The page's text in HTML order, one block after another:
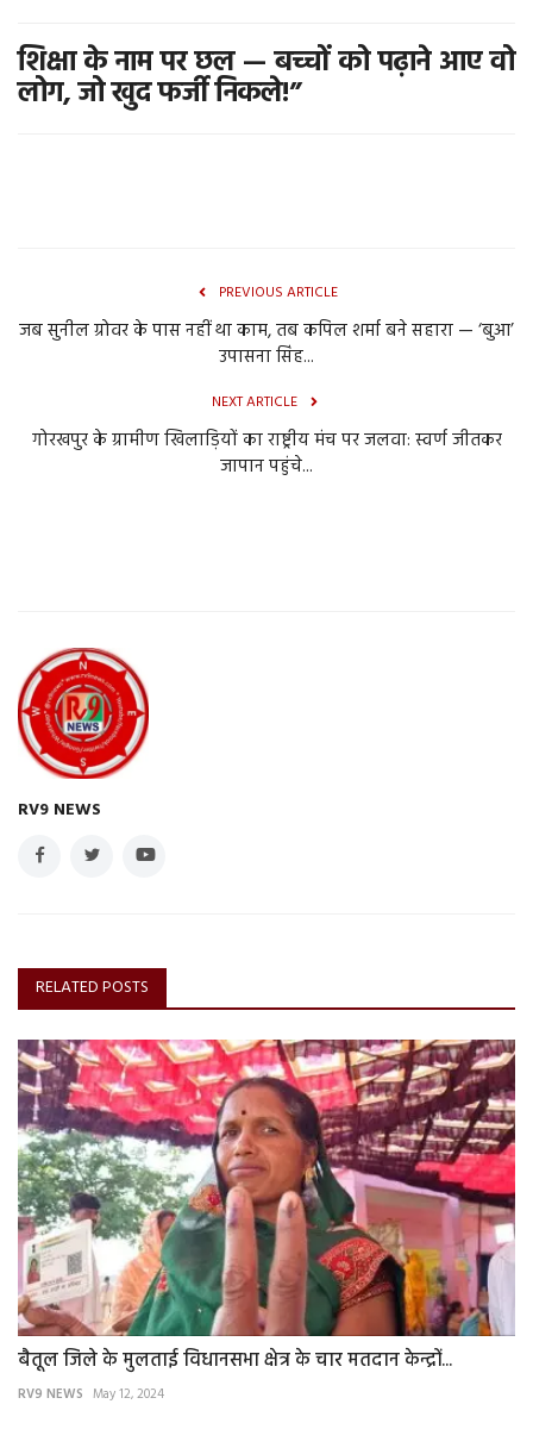
शिक्षा के नाम पर छल — बच्चों को पढ़ाने आए वो
लोग, जो खुद फर्जी निकले!”
PREVIOUS ARTICLE
जब सुनील ग्रोवर के पास नहीं था काम, तब कपिल शर्मा बने सहारा — ‘बुआ’
उपासना सिंह...
NEXT ARTICLE
गोरखपुर के ग्रामीण खिलाड़ियों का राष्ट्रीय मंच पर जलवा: स्वर्ण जीतकर
जापान पहुंचे...
RV9 NEWS
RELATED POSTS
बैतूल जिले के मुलताई विधानसभा क्षेत्र के चार मतदान केन्द्रों...
RV9 NEWS May 12, 2024